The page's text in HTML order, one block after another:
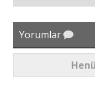
Yorumlar